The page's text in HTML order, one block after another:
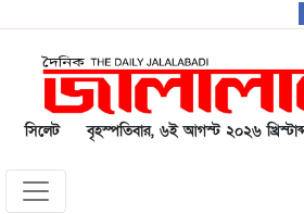
সিলেট বৃহস্পতিবার, ৬ই আগস্ট ২০২৬